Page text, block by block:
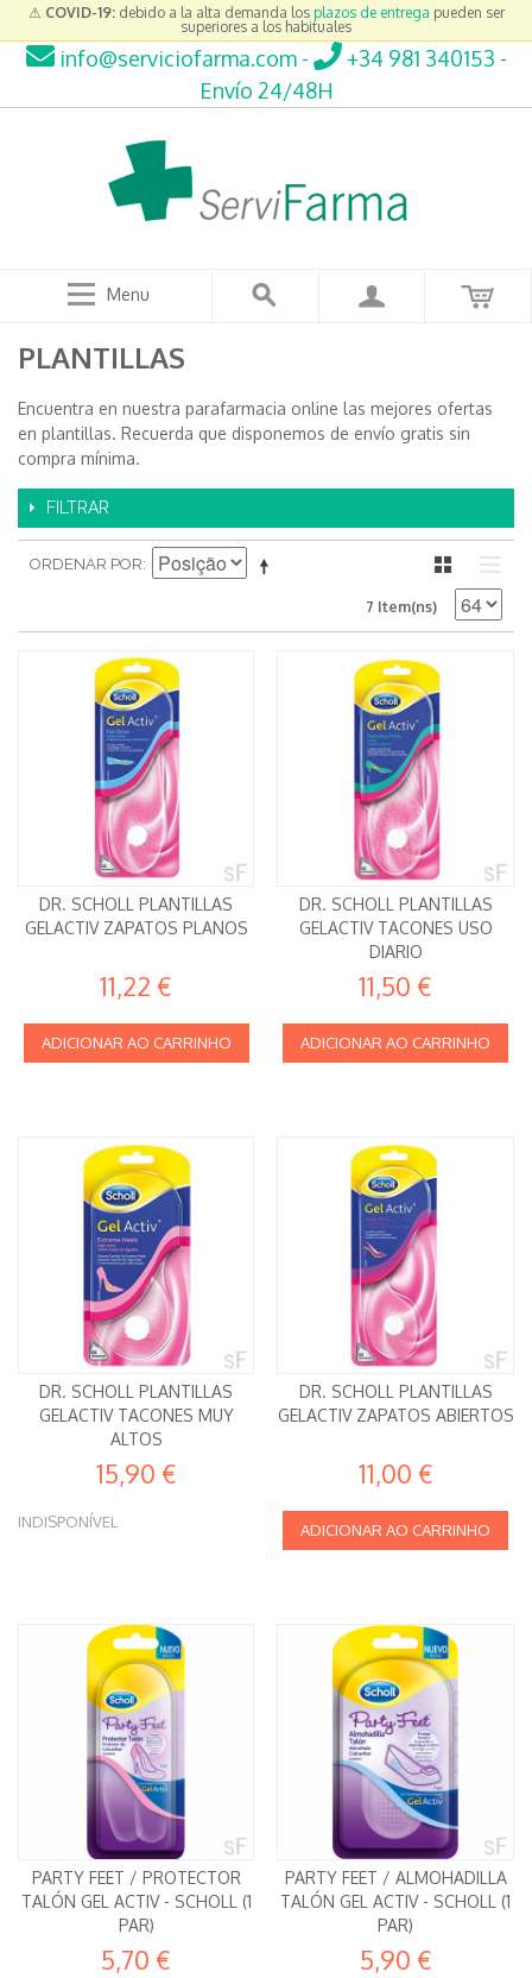
⚠ COVID-19:debido a la alta demanda los plazos de entrega pueden ser
superiores a los habituales
info@serviciofarma.com- +34 981 340153 -
Envío 24/48H
Menu
PLANTILLAS
Encuentra en nuestra parafarmacia online las mejores ofertas
en plantillas. Recuerda que disponemos de envío gratis sin
compra mínima.
FILTRAR
ORDENAR POR
7 Item(ns)
DR. SCHOLL PLANTILLAS
GELACTIV ZAPATOS PLANOS
11,22 €
ADICIONAR AO CARRINHO
DR. SCHOLL PLANTILLAS
GELACTIV TACONES USO
DIARIO
11,50 €
ADICIONAR AO CARRINHO
DR. SCHOLL PLANTILLAS
GELACTIV TACONES MUY
ALTOS
15,90 €
INDISPONÍVEL
DR. SCHOLL PLANTILLAS
GELACTIV ZAPATOS ABIERTOS
11,00 €
ADICIONAR AO CARRINHO
PARTY FEET / PROTECTOR
TALÓN GEL ACTIV - SCHOLL (1
PAR)
5,70 €
PARTY FEET / ALMOHADILLA
TALÓN GEL ACTIV - SCHOLL (1
PAR)
5,90 €